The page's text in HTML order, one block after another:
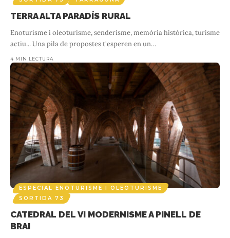
TERRA ALTA PARADÍS RURAL
Enoturisme i oleoturisme, senderisme, memòria històrica, turisme
actiu... Una pila de propostes t'esperen en un…
4 MIN LECTURA
ESPECIAL ENOTURISME I OLEOTURISME
SORTIDA 73
CATEDRAL DEL VI MODERNISME A PINELL DE
BRAI